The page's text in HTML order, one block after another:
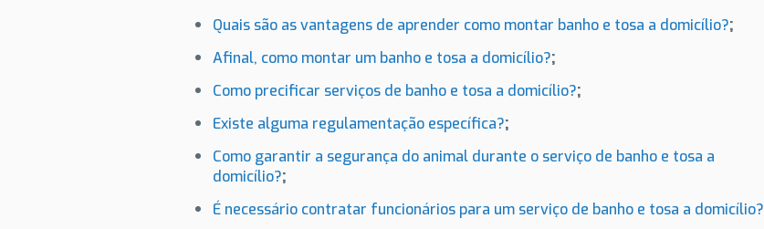
Quais são as vantagens de aprender como montar banho e tosa a domicílio?;
Afinal, como montar um banho e tosa a domicílio?;
Como precificar serviços de banho e tosa a domicílio?;
Existe alguma regulamentação específica?;
Como garantir a segurança do animal durante o serviço de banho e tosa a
domicílio?;
É necessário contratar funcionários para um serviço de banho e tosa a domicílio?